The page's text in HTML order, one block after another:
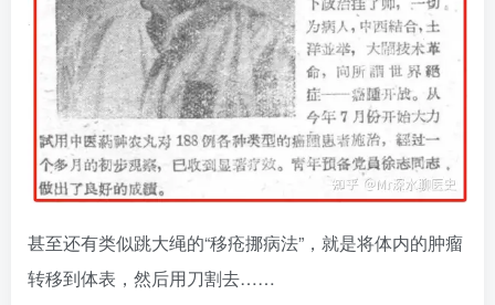
甚至还有类似跳大绳的“移疮挪病法”，就是将体内的肿瘤
转移到体表，然后用刀割去……